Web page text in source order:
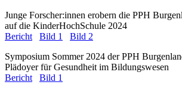
Junge Forscher:innen erobern die PPH
auf die KinderHochSchule 2024
Bericht
Bild 1
Bild 2
Symposium Sommer 2024 der PPH
Plädoyer für Gesundheit im Bildungswesen
Bericht
Bild 1